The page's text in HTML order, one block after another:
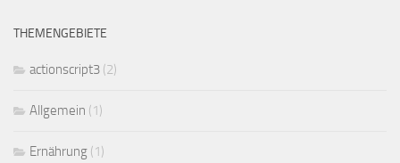
THEMENGEBIETE
actionscript3 (2)
Allgemein (1)
Ernährung (1)